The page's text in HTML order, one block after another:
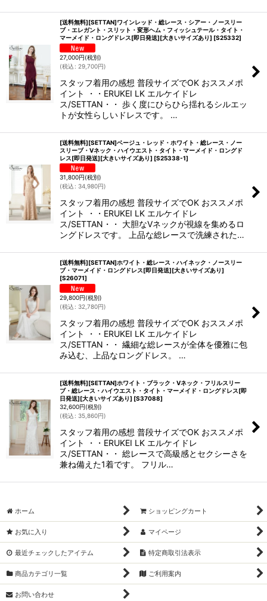
[送料無料][SETTAN]ワインレッド・総レース・シアー・ノースリー
ブ・エレガント・スリット・変形ヘム・フィッシュテール・タイト・
マーメイド・ロングドレス[即日発送][大きいサイズあり] [S25332]
27,000円(税別)
(税込 : 29,700円)
スタッフ着用の感想 普段サイズでOK おススメポ
イント ・・ERUKEI LK エルケイドレ
ス/SETTAN・・ 歩く度にひらひら揺れるシルエッ
トが女性らしいドレスです。 …
[送料無料][SETTAN]ベージュ・レッド・ホワイト・総レース・ノー
スリーブ・Vネック・ハイウエスト・タイト・マーメイド・ロングド
レス[即日発送][大きいサイズあり] [S25338-1]
31,800円(税別)
(税込 : 34,980円)
スタッフ着用の感想 普段サイズでOK おススメポ
イント ・・ERUKEI LK エルケイドレ
ス/SETTAN・・ 大胆なVネックが視線を集めるロ
ングドレスです。 上品な総レースで洗練された…
[送料無料][SETTAN]ホワイト・総レース・ハイネック・ノースリー
ブ・マーメイド・ロングドレス[即日発送][大きいサイズあり]
[S26071]
29,800円(税別)
(税込 : 32,780円)
スタッフ着用の感想 普段サイズでOK おススメポ
イント ・・ERUKEI LK エルケイドレ
ス/SETTAN・・ 繊細な総レースが全体を優雅に包
み込む、上品なロングドレス。 …
[送料無料][SETTAN]ホワイト・ブラック・Vネック・フリルスリー
ブ・総レース・ハイウエスト・タイト・マーメイド・ロングドレス[即
日発送][大きいサイズあり] [S37088]
32,600円(税別)
(税込 : 35,860円)
スタッフ着用の感想 普段サイズでOK おススメポ
イント ・・ERUKEI LK エルケイドレ
ス/SETTAN・・ 総レースで高級感とセクシーさを
兼ね備えた1着です。 フリル…
ホーム ショッピングカート
お気に入り マイページ
最近チェックしたアイテム 特定商取引法表示
商品カテゴリ一覧 ご利用案内
お問い合わせ